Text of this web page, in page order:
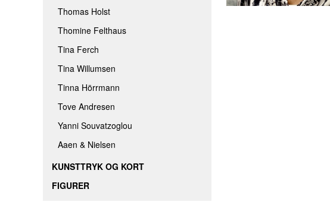
Thomas Holst
Thomine Felthaus
Tina Ferch
Tina Willumsen
Tinna Hörrmann
Tove Andresen
Yanni Souvatzoglou
Aaen & Nielsen
KUNSTTRYK OG KORT
FIGURER